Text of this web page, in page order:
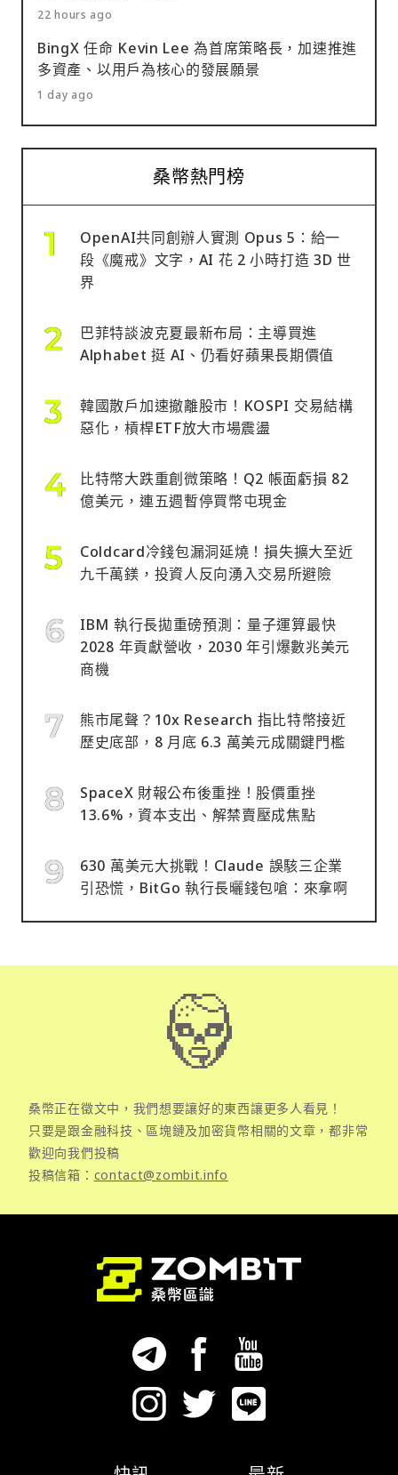
22 hours ago
BingX 任命 Kevin Lee 為首席策略長，加速推進
多資產、以用戶為核心的發展願景
1 day ago
桑幣熱門榜
OpenAI共同創辦人實測 Opus 5：給一
段《魔戒》文字，AI 花 2 小時打造 3D 世
界
巴菲特談波克夏最新布局：主導買進
Alphabet 挺 AI、仍看好蘋果長期價值
韓國散戶加速撤離股市！KOSPI 交易結構
惡化，槓桿ETF放大市場震盪
比特幣大跌重創微策略！Q2 帳面虧損 82
億美元，連五週暫停買幣屯現金
Coldcard冷錢包漏洞延燒！損失擴大至近
九千萬鎂，投資人反向湧入交易所避險
IBM 執行長拋重磅預測：量子運算最快
2028 年貢獻營收，2030 年引爆數兆美元
商機
熊市尾聲？10x Research 指比特幣接近
歷史底部，8 月底 6.3 萬美元成關鍵門檻
SpaceX 財報公布後重挫！股價重挫
13.6%，資本支出、解禁賣壓成焦點
630 萬美元大挑戰！Claude 誤駭三企業
引恐慌，BitGo 執行長曬錢包嗆：來拿啊
桑幣正在徵文中，我們想要讓好的東西讓更多人看見！
只要是跟金融科技、區塊鏈及加密貨幣相關的文章，都非常
歡迎向我們投稿
投稿信箱： contact@zombit.info